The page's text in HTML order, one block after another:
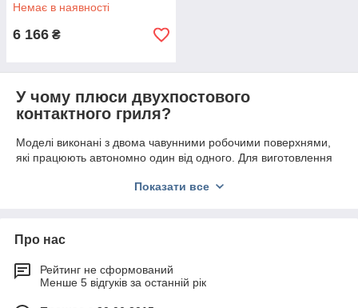
Немає в наявності
6 166 ₴
У чому плюси двухпостового
контактного гриля?
Моделі виконані з двома чавунними робочими поверхнями,
які працюють автономно один від одного. Для виготовлення
нержавіюча сталь, яка відрізняється стійкістю до появи
допомогою пружини, що дозволяє готувати страви різні за
формою і товщині.
Для постійного збору відходів
грилькомплектується резервуаром, який легко виймається і
Показати все
Про нас
Рейтинг не сформований
Менше 5 відгуків за останній рік